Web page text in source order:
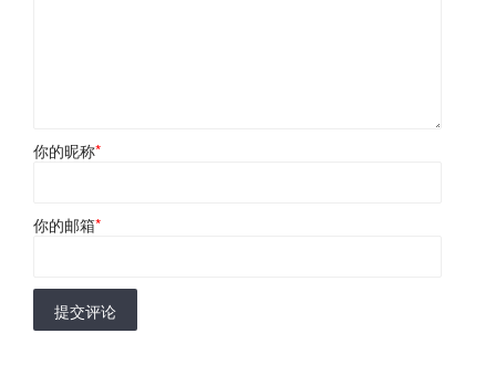
你的昵称*
你的邮箱*
提交评论